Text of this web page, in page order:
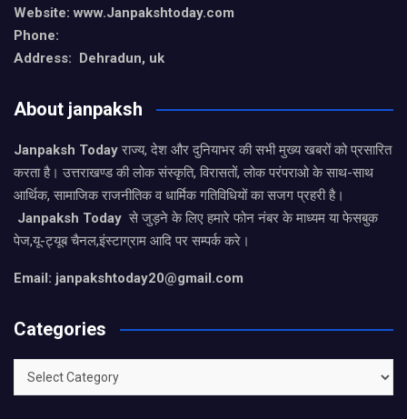
Website: www.Janpakshtoday.com
Phone:
Address: Dehradun, uk
About janpaksh
Janpaksh Todayराज्य, देश और दुनियाभर की सभी मुख्य खबरों को प्रसारित
करता है। उत्तराखण्ड की लोक संस्कृति, विरासतों, लोक परंपराओ के साथ-साथ
आर्थिक, सामाजिक राजनीतिक व धार्मिक गतिविधियों का सजग प्रहरी है।
Janpaksh Today से जुड़ने के लिए हमारे फोन नंबर के माध्यम या फेसबुक
पेज,यू-ट्यूब चैनल,इंस्टाग्राम आदि पर सम्पर्क करे।
Email: janpakshtoday20@gmail.com
Categories
Categories